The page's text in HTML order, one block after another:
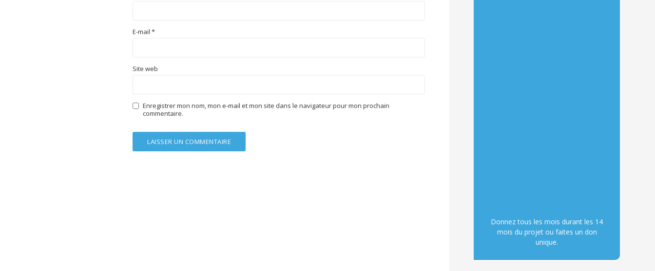
E-mail *
Site web
Enregistrer mon nom, mon e-mail et mon site dans le navigateur pour mon prochain
commentaire.
Donnez tous les mois durant les 14
mois du projet ou faites un don
unique.